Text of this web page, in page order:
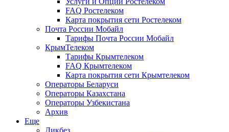
FAQ Ростелеком
Карта покрытия сети Ростелеком
Почта России Мобайл
Тарифы Почта России Мобайл
КрымТелеком
Тарифы Крымтелеком
FAQ Крымтелеком
Карта покрытия сети Крымтелеком
Операторы Беларуси
Операторы Казахстана
Операторы Узбекистана
Архив
Еще
Ликбез